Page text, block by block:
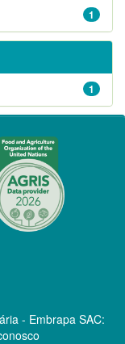
1
1
- Embrapa SAC: